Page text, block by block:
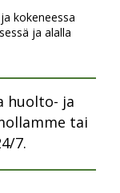
kokeneessa
ja alalla
huolto- ja
tai
7.